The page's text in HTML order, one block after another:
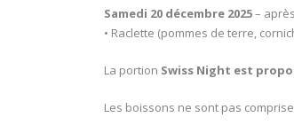
Samedi 20 décembre 2025–
• Raclette (pommes de terre,
La portion Swiss Night est
Les boissons ne sont pas